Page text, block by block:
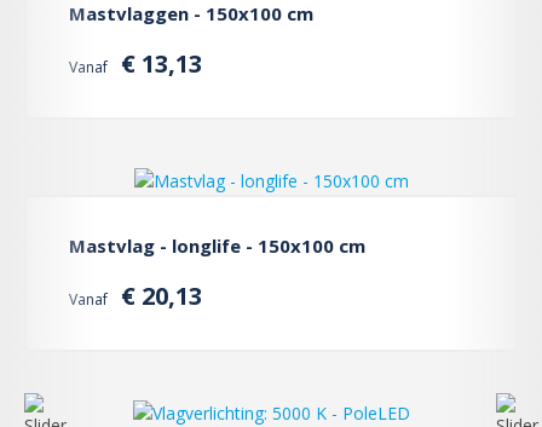
Mastvlaggen - 150x100 cm
Vanaf € 13,13
Mastvlag - longlife - 150x100 cm
Vanaf € 20,13